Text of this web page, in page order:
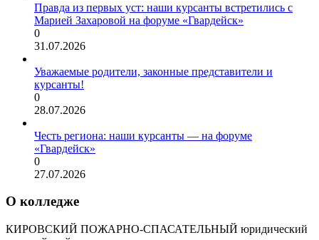
Правда из первых уст: наши курсанты встретились с
Марией Захаровой на форуме «Гвардейск»
0
31.07.2026
Уважаемые родители, законные представители и
курсанты!
0
28.07.2026
Честь региона: наши курсанты — на форуме
«Гвардейск»
0
27.07.2026
О колледже
КИРОВСКИЙ ПОЖАРНО-СПАСАТЕЛЬНЫЙ юридический